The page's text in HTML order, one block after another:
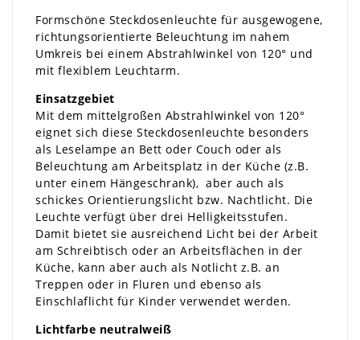
Formschöne Steckdosenleuchte für ausgewogene,
richtungsorientierte Beleuchtung im nahem
Umkreis bei einem Abstrahlwinkel von 120° und
mit flexiblem Leuchtarm.
Einsatzgebiet
Mit dem mittelgroßen Abstrahlwinkel von 120°
eignet sich diese Steckdosenleuchte besonders
als Leselampe an Bett oder Couch oder als
Beleuchtung am Arbeitsplatz in der Küche (z.B.
unter einem Hängeschrank), aber auch als
schickes Orientierungslicht bzw. Nachtlicht. Die
Leuchte verfügt über drei Helligkeitsstufen.
Damit bietet sie ausreichend Licht bei der Arbeit
am Schreibtisch oder an Arbeitsflächen in der
Küche, kann aber auch als Notlicht z.B. an
Treppen oder in Fluren und ebenso als
Einschlaflicht für Kinder verwendet werden.
Lichtfarbe neutralweiß